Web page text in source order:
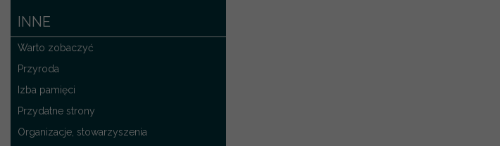
INNE
Warto zobaczyć
Przyroda
Izba pamięci
Przydatne strony
Organizacje, stowarzyszenia